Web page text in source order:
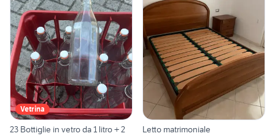
Vetrina
23 Bottiglie in vetro da 1 litro + 2
Letto matrimoniale